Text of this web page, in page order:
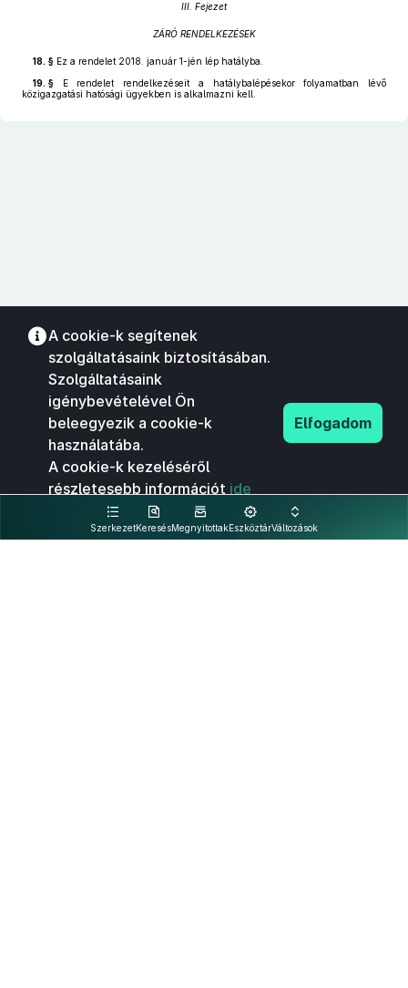
III. Fejezet
ZÁRÓ RENDELKEZÉSEK
18. § Ez a rendelet 2018. január 1-jén lép hatályba.
19. § E rendelet rendelkezéseit a hatálybalépésekor folyamatban lévő
közigazgatási hatósági ügyekben is alkalmazni kell.
SzerkezetKeresésMegnyitottakEszköztárVáltozások
A cookie-k segítenek
szolgáltatásaink biztosításában.
Szolgáltatásaink
igénybevételével Ön
beleegyezik a cookie-k
használatába.
A cookie-k kezeléséről
részletesebb információt ide
kattintva olvashat.
Elfogadom